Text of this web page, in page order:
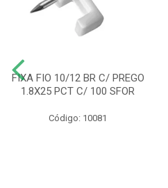
FIXA FIO 10/12 BR C/ PREGO
1.8X25 PCT C/ 100 SFOR
Código: 10081